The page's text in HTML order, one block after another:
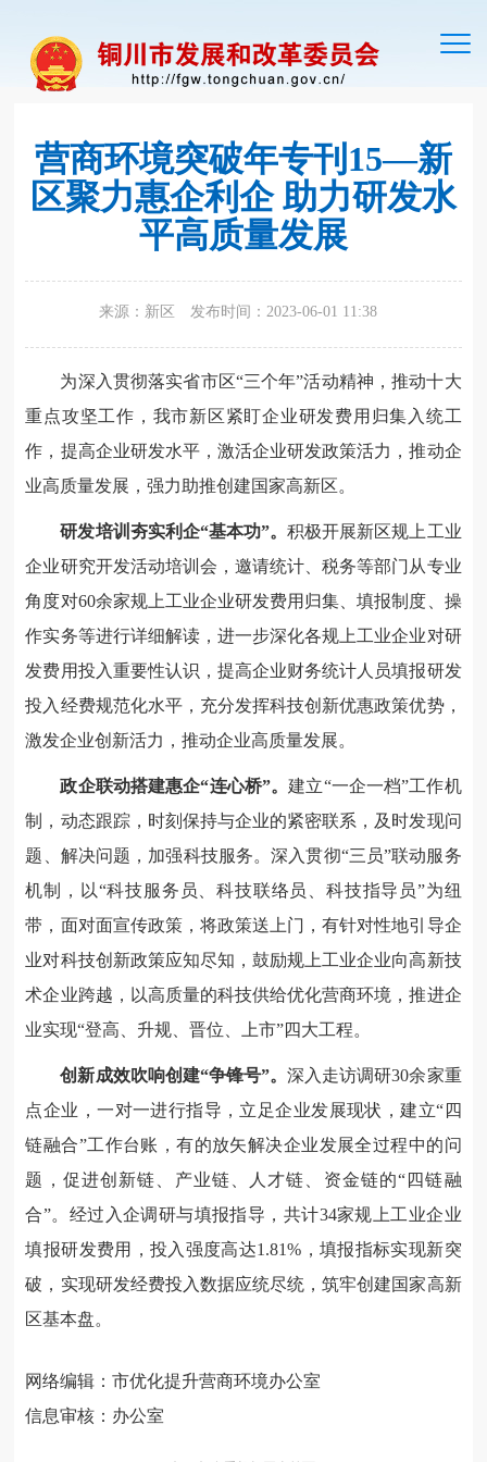
切
换
营商环境突破年专刊15—新
区聚力惠企利企 助力研发水
平高质量发展
来源：新区 发布时间：2023-06-01 11:38
为深入贯彻落实省市区“三个年”活动精神，推动十大
重点攻坚工作，我市新区紧盯企业研发费用归集入统工
作，提高企业研发水平，激活企业研发政策活力，推动企
业高质量发展，强力助推创建国家高新区。
研发培训夯实利企“基本功”。积极开展新区规上工业
企业研究开发活动培训会，邀请统计、税务等部门从专业
角度对60余家规上工业企业研发费用归集、填报制度、操
作实务等进行详细解读，进一步深化各规上工业企业对研
发费用投入重要性认识，提高企业财务统计人员填报研发
投入经费规范化水平，充分发挥科技创新优惠政策优势，
激发企业创新活力，推动企业高质量发展。
政企联动搭建惠企“连心桥”。建立“一企一档”工作机
制，动态跟踪，时刻保持与企业的紧密联系，及时发现问
题、解决问题，加强科技服务。深入贯彻“三员”联动服务
机制，以“科技服务员、科技联络员、科技指导员”为纽
带，面对面宣传政策，将政策送上门，有针对性地引导企
业对科技创新政策应知尽知，鼓励规上工业企业向高新技
术企业跨越，以高质量的科技供给优化营商环境，推进企
业实现“登高、升规、晋位、上市”四大工程。
创新成效吹响创建“争锋号”。深入走访调研30余家重
点企业，一对一进行指导，立足企业发展现状，建立“四
链融合”工作台账，有的放矢解决企业发展全过程中的问
题，促进创新链、产业链、人才链、资金链的“四链融
合”。经过入企调研与填报指导，共计34家规上工业企业
填报研发费用，投入强度高达1.81%，填报指标实现新突
破，实现研发经费投入数据应统尽统，筑牢创建国家高新
区基本盘。
网络编辑：市优化提升营商环境办公室
信息审核：办公室